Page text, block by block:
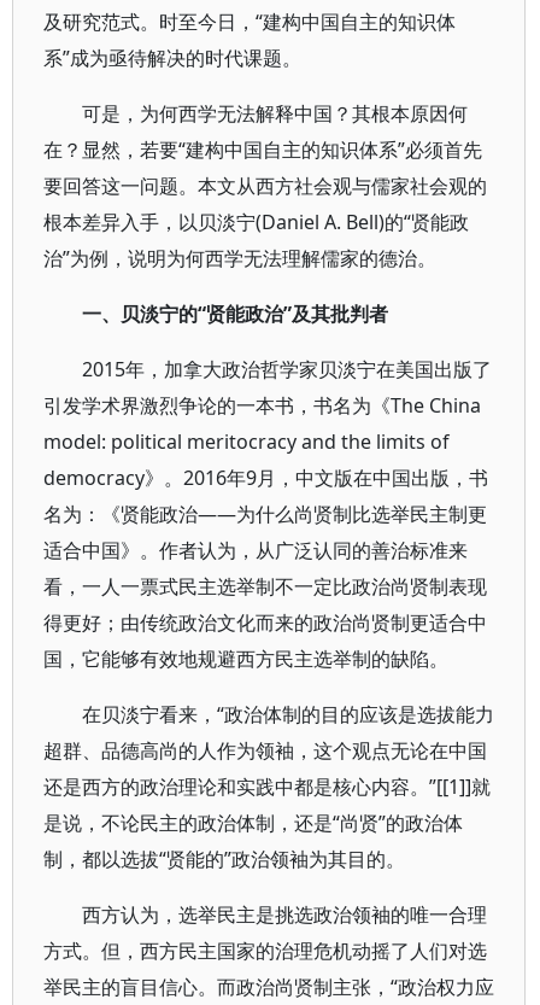
及研究范式。时至今日，“建构中国自主的知识体
系”成为亟待解决的时代课题。
可是，为何西学无法解释中国？其根本原因何
在？显然，若要“建构中国自主的知识体系”必须首先
要回答这一问题。本文从西方社会观与儒家社会观的
根本差异入手，以贝淡宁(Daniel A. Bell)的“贤能政
治”为例，说明为何西学无法理解儒家的德治。
一、贝淡宁的“贤能政治”及其批判者
2015年，加拿大政治哲学家贝淡宁在美国出版了
引发学术界激烈争论的一本书，书名为《The China
model: political meritocracy and the limits of
democracy》。2016年9月，中文版在中国出版，书
名为：《贤能政治——为什么尚贤制比选举民主制更
适合中国》。作者认为，从广泛认同的善治标准来
看，一人一票式民主选举制不一定比政治尚贤制表现
得更好；由传统政治文化而来的政治尚贤制更适合中
国，它能够有效地规避西方民主选举制的缺陷。
在贝淡宁看来，“政治体制的目的应该是选拔能力
超群、品德高尚的人作为领袖，这个观点无论在中国
还是西方的政治理论和实践中都是核心内容。”[[1]]就
是说，不论民主的政治体制，还是“尚贤”的政治体
制，都以选拔“贤能的”政治领袖为其目的。
西方认为，选举民主是挑选政治领袖的唯一合理
方式。但，西方民主国家的治理危机动摇了人们对选
举民主的盲目信心。而政治尚贤制主张，“政治权力应